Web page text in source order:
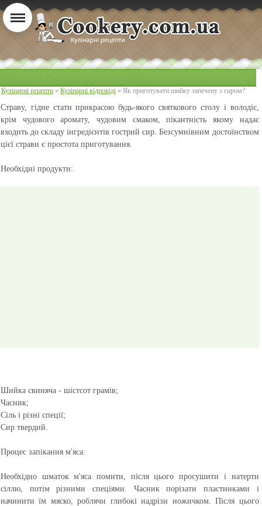
Кулінарні рецепти » Кулінарні відповіді » Як приготувати шийку запечену з сиром?
Страву, гідне стати прикрасою будь-якого святкового столу і володіє,
крім чудового аромату, чудовим смаком, пікантність якому надає
входить до складу інгредієнтів гострий сир. Безсумнівним достоїнством
цієї страви є простота приготування.
Необхідні продукти:
Шийка свиняча - шістсот грамів;
Часник;
Сіль і різні спеції;
Сир твердий.
Процес запікання м'яса:
Необхідно шматок м'яса помити, після цього просушити і натерти
сіллю, потім різними спеціями. Часник порізати пластинками і
начинити їм мяско, роблячи глибокі надрізи ножичком. Після цього